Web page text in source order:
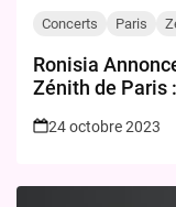
Concerts Paris
Ronisia
Zénith de Paris
24 octobre 2023